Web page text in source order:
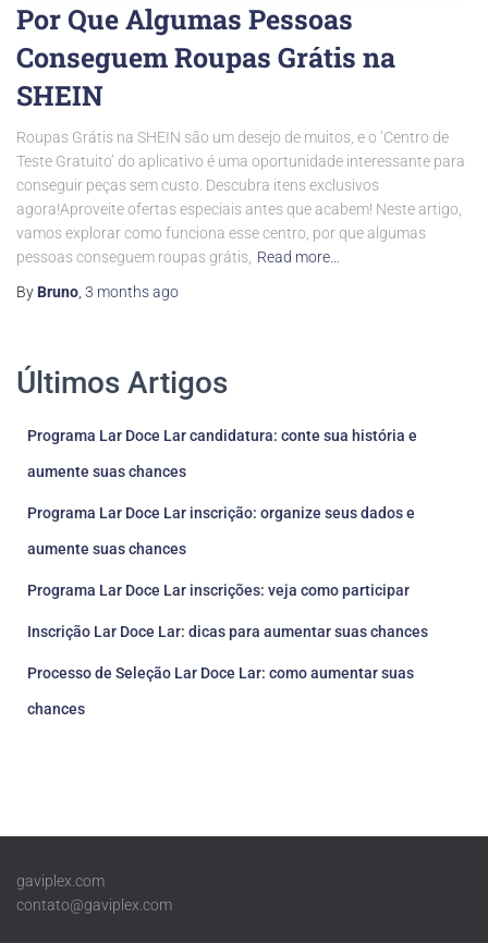
Por Que Algumas Pessoas
Conseguem Roupas Grátis na
SHEIN
Roupas Grátis na SHEIN são um desejo de muitos, e o ‘Centro de
Teste Gratuito’ do aplicativo é uma oportunidade interessante para
conseguir peças sem custo. Descubra itens exclusivos
agora!Aproveite ofertas especiais antes que acabem! Neste artigo,
vamos explorar como funciona esse centro, por que algumas
pessoas conseguem roupas grátis, Read more…
By Bruno, 3 monthsago
Últimos Artigos
Programa Lar Doce Lar candidatura: conte sua história e
aumente suas chances
Programa Lar Doce Lar inscrição: organize seus dados e
aumente suas chances
Programa Lar Doce Lar inscrições: veja como participar
Inscrição Lar Doce Lar: dicas para aumentar suas chances
Processo de Seleção Lar Doce Lar: como aumentar suas
chances
gaviplex.com
contato@gaviplex.com